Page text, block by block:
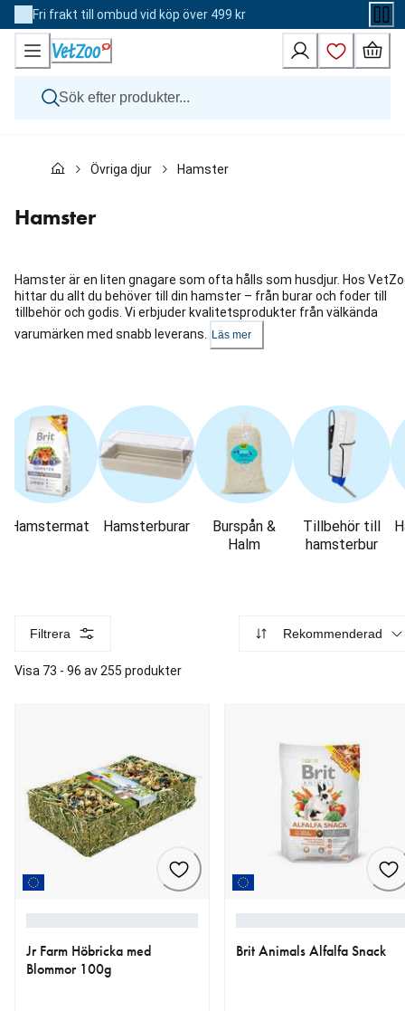
Skip
to
Content
Fri frakt till ombud vid köp över 499 kr
Katt
Veterinärfoder
Varumärken
Övriga djur Hamster
Hamster
Hamster är en liten gnagare som ofta hålls som husdjur. Hos
hittar du allt du behöver till din hamster – från burar och foder till
tillbehör och godis. Vi erbjuder kvalitetsprodukter från välkända
varumärken med snabb leverans.
Läs mer
Hoppa
Hamstermat Hamsterburar
Burspån &
Halm
Tillbehör till
hamsterbur
Filtrera Rekommenderad
Visa 73 - 96 av 255 produkter
Jr Farm Höbricka med
Blommor 100g
Brit Animals Alfalfa Snack